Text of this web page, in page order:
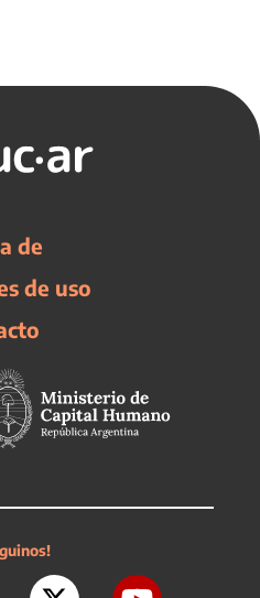
de
de uso